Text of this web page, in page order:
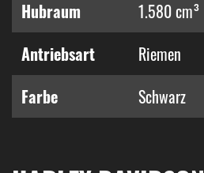
Hubraum
1.580 cm³
Antriebsart
Riemen
Farbe
Schwarz